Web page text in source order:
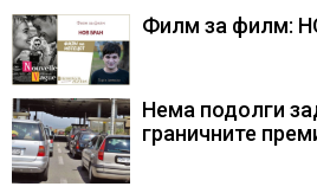
Филм за филм:
Нема подолги
граничните